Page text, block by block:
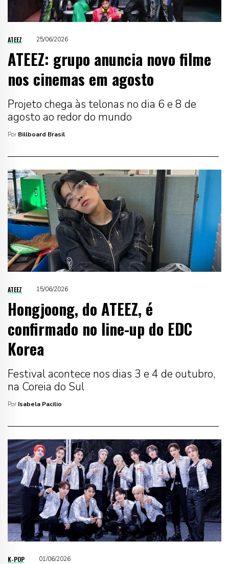
ATEEZ 25/06/2026
ATEEZ: grupo anuncia novo filme
nos cinemas em agosto
Projeto chega às telonas no dia 6 e 8 de
agosto ao redor do mundo
Por Billboard Brasil
ATEEZ 15/06/2026
Hongjoong, do ATEEZ, é
confirmado no line-up do EDC
Korea
Festival acontece nos dias 3 e 4 de outubro,
na Coreia do Sul
Por Isabela Pacilio
K-POP 01/06/2026